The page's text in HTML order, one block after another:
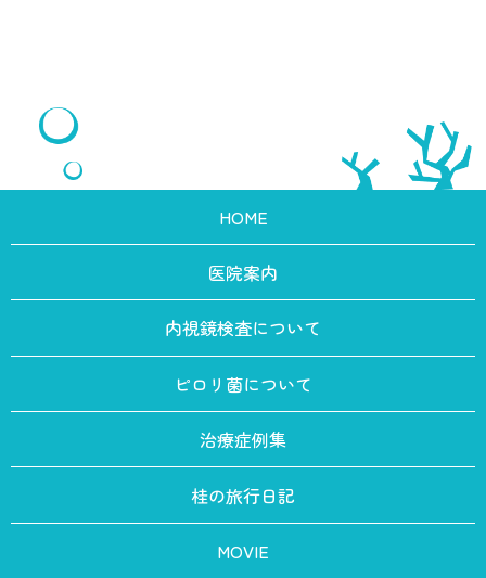
HOME
医院案内
内視鏡検査について
ピロリ菌について
治療症例集
桂の旅行日記
MOVIE